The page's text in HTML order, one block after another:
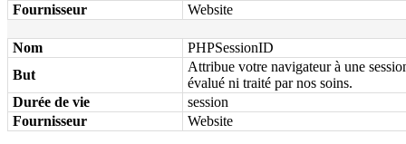
Fournisseur
Website
Nom
PHPSessionID
But
Attribue votre navigateur à une
évalué ni traité par nos soins.
Durée de vie
session
Fournisseur
Website